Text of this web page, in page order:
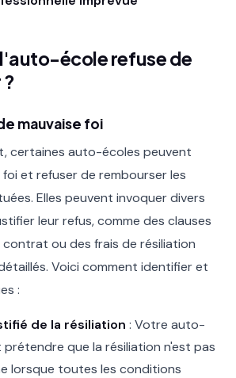
école refuse de
mauvaise foi
certaines auto-écoles peuvent
et refuser de rembourser les
Elles peuvent invoquer divers
leur refus, comme des clauses
contrat ou des frais de résiliation
Voici comment identifier et
:
de la résiliation : Votre auto-
que la résiliation n'est pas
lorsque toutes les conditions